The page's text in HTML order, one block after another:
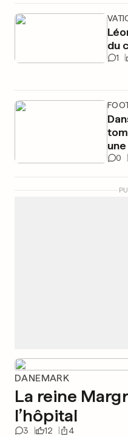
du
1
0
DANEMARK
La reine
l’hôpital
3 12 4